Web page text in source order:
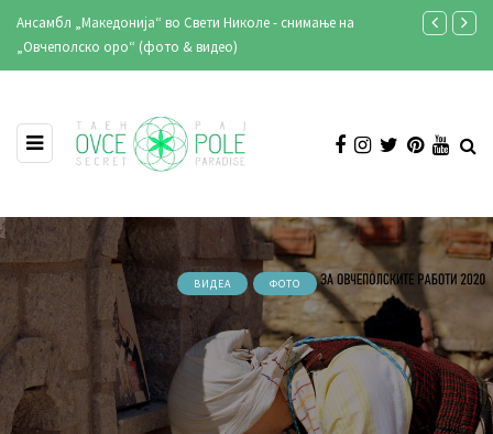
на
Кирил Лазаров: „Со 40 години сум додадена вредност во
клубот и репрезентацијата“
ВИДЕА ФОТО